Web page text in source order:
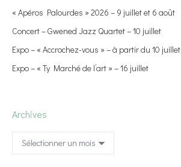
« Apéros Palourdes » 2026 – 9 juillet et 6 août
Concert – Gwened Jazz Quartet – 10 juillet
Expo – « Accrochez-vous » – à partir du 10 juillet
Expo – « Ty Marché de l’art » – 16 juillet
Archives
Archives